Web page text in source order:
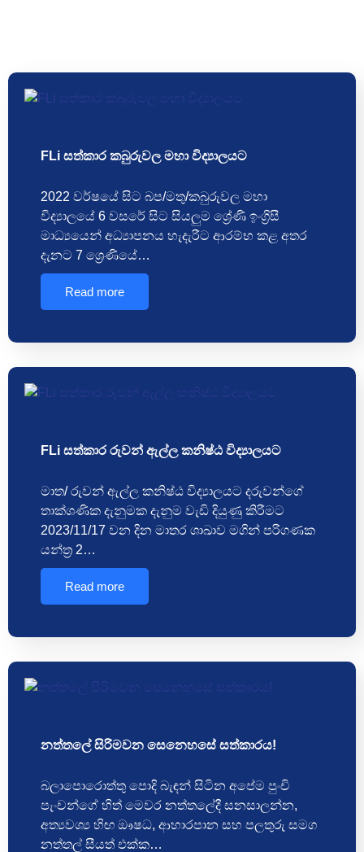
FLi සත්කාර කබුරුවල මහා විද්‍යාලයට
2022 වර්ෂයේ සිට බප/මතු/කබුරුවල මහා
විද්‍යාලයේ 6 වසරේ සිට සියලුම ශ්‍රේණි ඉංග්‍රිසී
මාධ්‍යයෙන් අධ්‍යාපනය හැදැරීට ආරම්භ කළ අතර
දැනට 7 ශ්‍රෙණියේ…
Read more
FLi සත්කාර රුවන් ඇල්ල කනිෂ්ඨ විද්‍යාලයට
මාත/ රුවන් ඇල්ල කනිෂ්ඨ විද්‍යාලයට දරුවන්ගේ
තාක්ශණික දැනුමක දැනුම වැඩි දියුණු කිරීමට
2023/11/17 වන දින මාතර ශාඛාව මගින් පරිගණක
යන්ත්‍ර 2…
Read more
නත්තලේ සිරිමවන සෙනෙහසේ සත්කාරය!
බලාපොරොත්තු පොදි බැඳන් සිටින අපේම පුංචි
පැංචන්ගේ හිත් මෙවර නත්තලේදී සනසාලන්න,
අත්‍යවශ්‍ය හිඟ ඖෂධ, ආහාරපාන සහ පලතුරු සමග
නත්තල් සීයත් එක්ක…